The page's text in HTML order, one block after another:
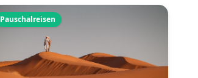
Pauschalreisen